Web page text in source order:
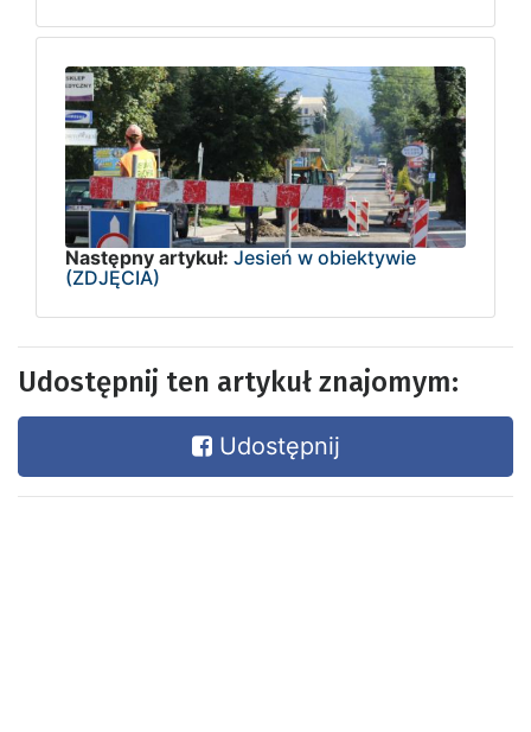
Następny artykuł: Jesień w obiektywie
(ZDJĘCIA)
Udostępnij ten artykuł znajomym:
Udostępnij